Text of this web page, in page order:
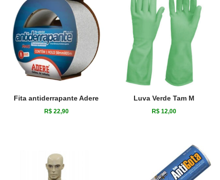
Fita antiderrapante Adere
R$22,90
Luva Verde Tam M
R$12,00